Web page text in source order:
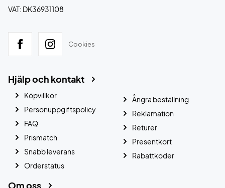
VAT: DK36931108
Cookies
Hjälp och kontakt
Köpvillkor
Personuppgiftspolicy
FAQ
Prismatch
Snabb leverans
Orderstatus
Ångra beställning
Reklamation
Returer
Presentkort
Rabattkoder
Om oss